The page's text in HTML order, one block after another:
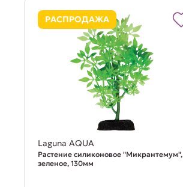
РАСПРОДАЖА
Laguna AQUA
Растение силиконовое "Микрантемум",
зеленое, 130мм